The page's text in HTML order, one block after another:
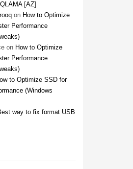
[AZ]
on How to Optimize
Performance
on How to Optimize
Performance
to Optimize SSD for
(Windows
way to fix format USB